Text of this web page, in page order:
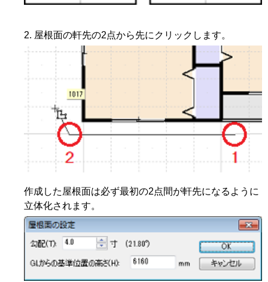
屋根面の軒先の2点から先にクリックします。
作成した屋根面は必ず最初の2点間が軒先になるように
立体化されます。